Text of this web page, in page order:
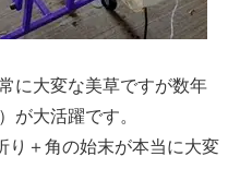
に大変な美草ですが数年
が大活躍です。
り＋角の始末が本当に大変